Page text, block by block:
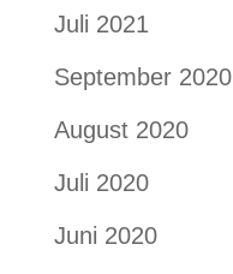
Juli 2021
September 2020
August 2020
Juli 2020
Juni 2020